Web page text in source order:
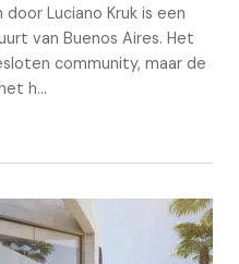
Luciano Kruk is een
van Buenos Aires. Het
community, maar de
h...